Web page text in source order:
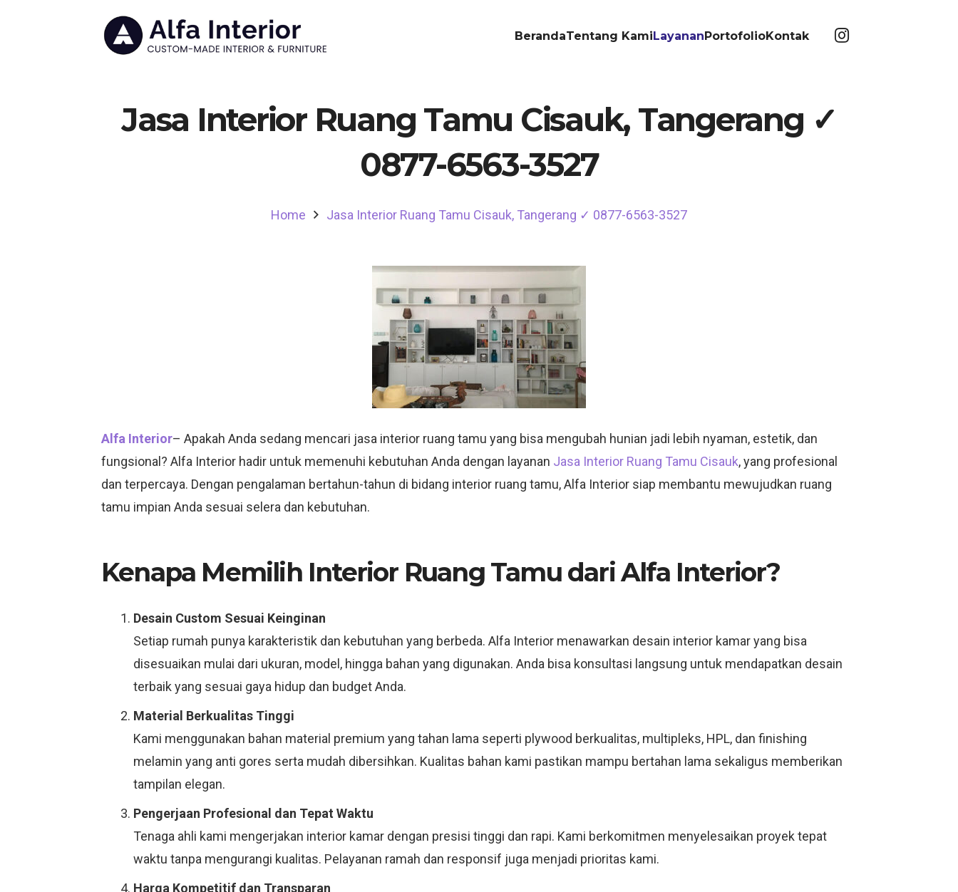
BerandaTentang KamiLayananPortofolioKontak
Jasa Interior Ruang Tamu Cisauk, Tangerang ✓
0877-6563-3527
Home Jasa Interior Ruang Tamu Cisauk, Tangerang ✓ 0877-6563-3527
Alfa Interior– Apakah Anda sedang mencari jasa interior ruang tamu yang bisa mengubah hunian jadi lebih nyaman, estetik, dan
fungsional? Alfa Interior hadir untuk memenuhi kebutuhan Anda dengan layanan Jasa Interior Ruang Tamu Cisauk, yang profesional
dan terpercaya. Dengan pengalaman bertahun-tahun di bidang interior ruang tamu, Alfa Interior siap membantu mewujudkan ruang
tamu impian Anda sesuai selera dan kebutuhan.
Kenapa Memilih Interior Ruang Tamu dari Alfa Interior?
Desain Custom Sesuai Keinginan
Setiap rumah punya karakteristik dan kebutuhan yang berbeda. Alfa Interior menawarkan desain interior kamar yang bisa
disesuaikan mulai dari ukuran, model, hingga bahan yang digunakan. Anda bisa konsultasi langsung untuk mendapatkan desain
terbaik yang sesuai gaya hidup dan budget Anda.
Material Berkualitas Tinggi
Kami menggunakan bahan material premium yang tahan lama seperti plywood berkualitas, multipleks, HPL, dan finishing
melamin yang anti gores serta mudah dibersihkan. Kualitas bahan kami pastikan mampu bertahan lama sekaligus memberikan
tampilan elegan.
Pengerjaan Profesional dan Tepat Waktu
Tenaga ahli kami mengerjakan interior kamar dengan presisi tinggi dan rapi. Kami berkomitmen menyelesaikan proyek tepat
waktu tanpa mengurangi kualitas. Pelayanan ramah dan responsif juga menjadi prioritas kami.
Harga Kompetitif dan Transparan